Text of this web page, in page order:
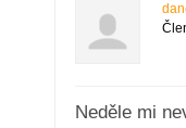
Neděle mi